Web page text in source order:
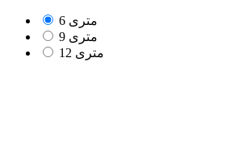
6 متری
9 متری
12 متری